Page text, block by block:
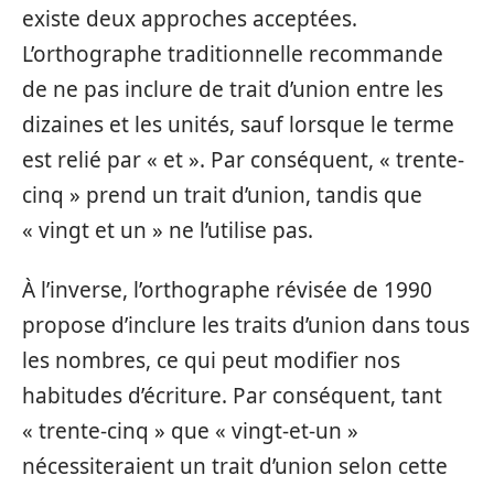
existe deux approches acceptées.
L’orthographe traditionnelle recommande
de ne pas inclure de trait d’union entre les
dizaines et les unités, sauf lorsque le terme
est relié par « et ». Par conséquent, « trente-
cinq » prend un trait d’union, tandis que
« vingt et un » ne l’utilise pas.
À l’inverse, l’orthographe révisée de 1990
propose d’inclure les traits d’union dans tous
les nombres, ce qui peut modifier nos
habitudes d’écriture. Par conséquent, tant
« trente-cinq » que « vingt-et-un »
nécessiteraient un trait d’union selon cette